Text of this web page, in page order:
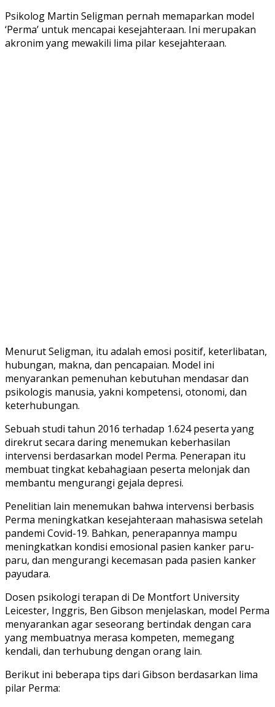
Psikolog Martin Seligman pernah memaparkan model
‘Perma’ untuk mencapai kesejahteraan. Ini merupakan
akronim yang mewakili lima pilar kesejahteraan.
Menurut Seligman, itu adalah emosi positif, keterlibatan,
hubungan, makna, dan pencapaian. Model ini
menyarankan pemenuhan kebutuhan mendasar dan
psikologis manusia, yakni kompetensi, otonomi, dan
keterhubungan.
Sebuah studi tahun 2016 terhadap 1.624 peserta yang
direkrut secara daring menemukan keberhasilan
intervensi berdasarkan model Perma. Penerapan itu
membuat tingkat kebahagiaan peserta melonjak dan
membantu mengurangi gejala depresi.
Penelitian lain menemukan bahwa intervensi berbasis
Perma meningkatkan kesejahteraan mahasiswa setelah
pandemi Covid-19. Bahkan, penerapannya mampu
meningkatkan kondisi emosional pasien kanker paru-
paru, dan mengurangi kecemasan pada pasien kanker
payudara.
Dosen psikologi terapan di De Montfort University
Leicester, Inggris, Ben Gibson menjelaskan, model Perma
menyarankan agar seseorang bertindak dengan cara
yang membuatnya merasa kompeten, memegang
kendali, dan terhubung dengan orang lain.
Berikut ini beberapa tips dari Gibson berdasarkan lima
pilar Perma: